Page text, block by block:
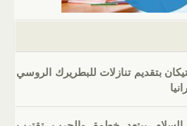
بتقديم تنازلات للبطريرك الروسي